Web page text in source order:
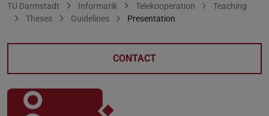
You are here:
TU Darmstadt Informatik Telekooperation
Teaching
Theses
Guidelines Presentation
CONTACT